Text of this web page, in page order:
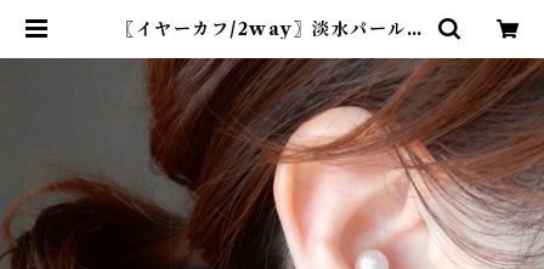
〖イヤーカフ/2way〗淡水パール14